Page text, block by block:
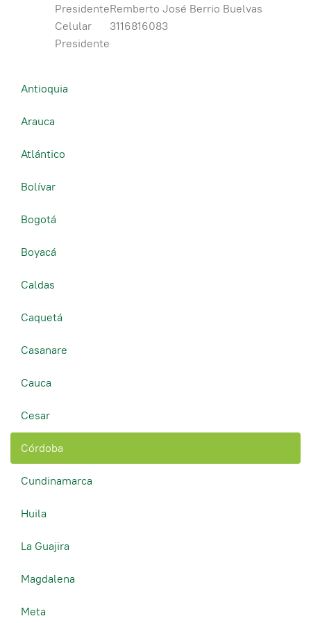
PresidenteRemberto José Berrio Buelvas
Celular
Presidente
3116816083
Antioquia
Arauca
Atlántico
Bolívar
Bogotá
Boyacá
Caldas
Caquetá
Casanare
Cauca
Cesar
Córdoba
Cundinamarca
Huila
La Guajira
Magdalena
Meta